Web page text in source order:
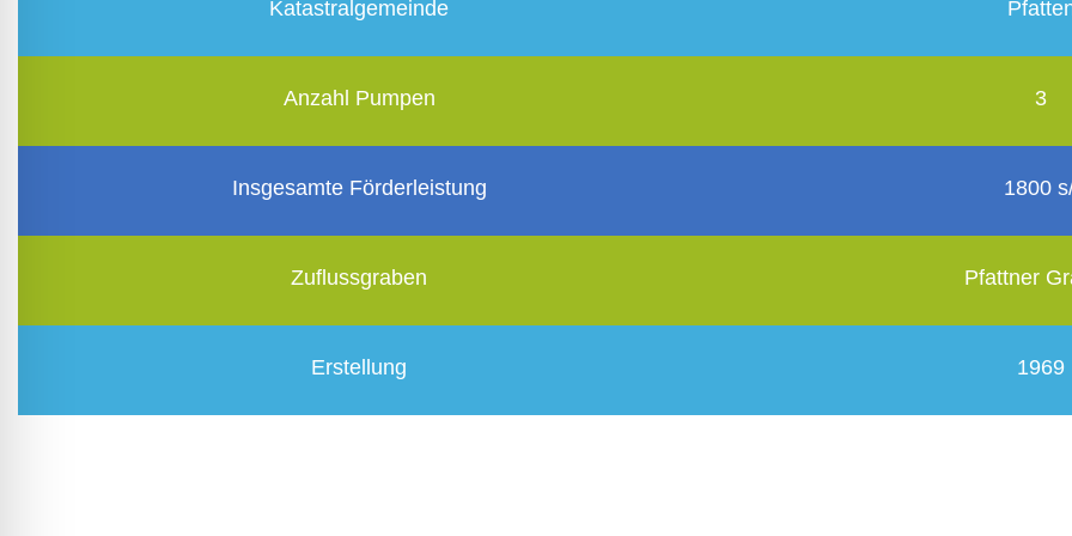
Katastralgemeinde
Anzahl Pumpen 3
Insgesamte Förderleistung 1800
Zuflussgraben Pfattner
Erstellung 1969